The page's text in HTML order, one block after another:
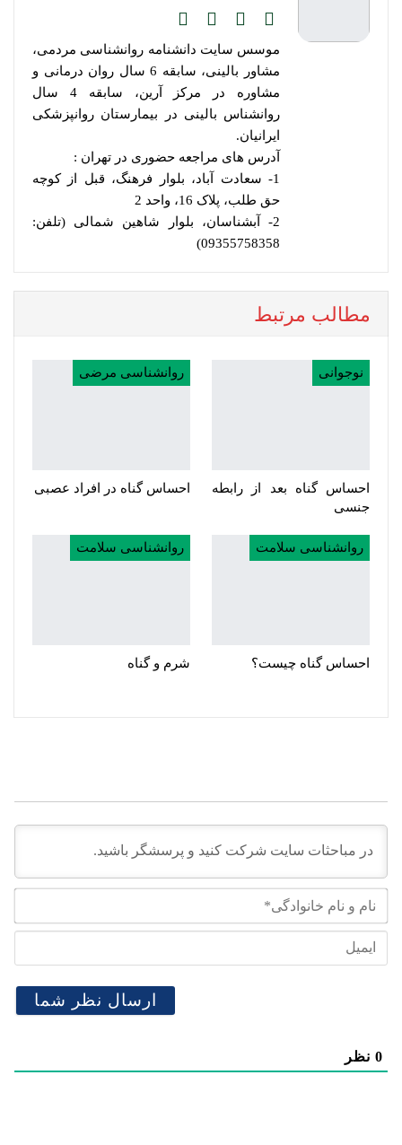
موسس سایت دانشنامه روانشناسی مردمی،
مشاور بالینی، سابقه 6 سال روان درمانی و
مشاوره در مرکز آرین، سابقه 4 سال
روانشناس بالینی در بیمارستان روانپزشکی
ایرانیان.
آدرس های مراجعه حضوری در تهران :
1- سعادت آباد، بلوار فرهنگ، قبل از کوچه
حق طلب، پلاک 16، واحد 2
2- آبشناسان، بلوار شاهین شمالی (تلفن:
09355758358)
مطالب مرتبط
نوجوانی
احساس گناه بعد از رابطه
جنسی
روانشناسی مرضی
احساس گناه در افراد عصبی
روانشناسی سلامت
احساس گناه چیست؟
روانشناسی سلامت
شرم و گناه
نام
0 نظر